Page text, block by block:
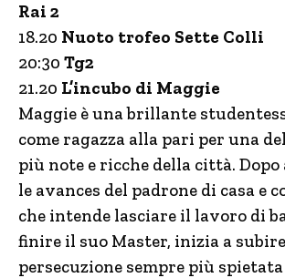
Rai 2
18.20 Nuoto trofeo Sette Colli
20:30 Tg2
21.20 L’incubo di Maggie
Maggie è una brillante
come ragazza alla pari per una
più note e ricche della città.
le avances del padrone di casa e
che intende lasciare il lavoro di
finire il suo Master, inizia a
persecuzione sempre più